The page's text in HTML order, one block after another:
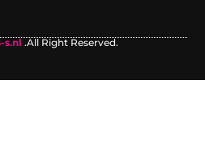
s.nl .All Right Reserved.